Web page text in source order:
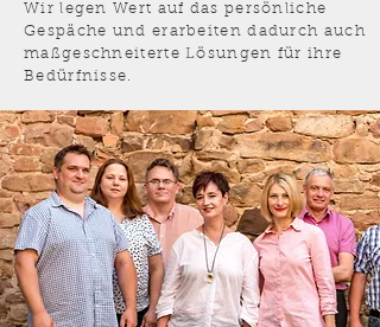
Wir legen Wert auf das persönliche
Gespäche und erarbeiten dadurch auch
maßgeschneiterte Lösungen für ihre
Bedürfnisse.